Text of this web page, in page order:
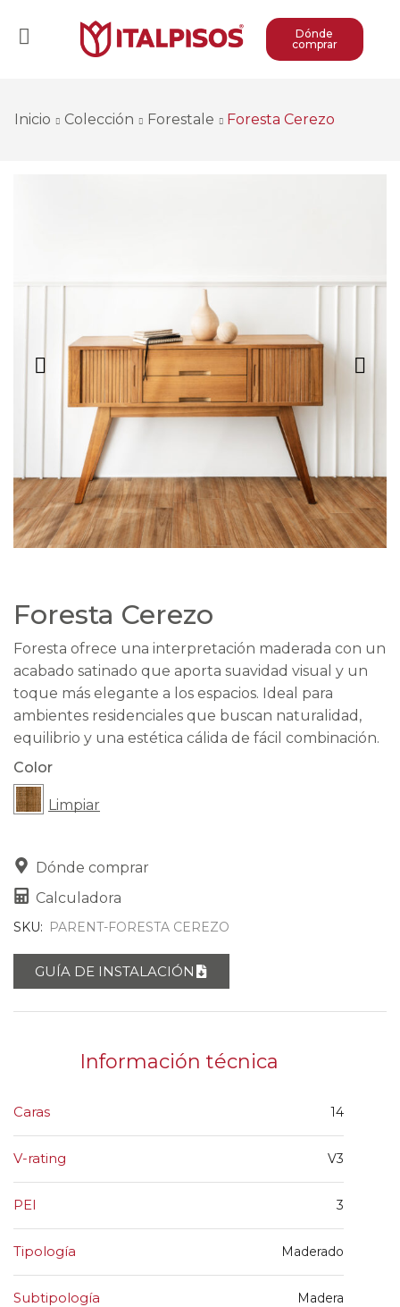
Dónde
comprar
Inicio Colección Forestale Foresta Cerezo
Foresta Cerezo
Foresta ofrece una interpretación maderada con un
acabado satinado que aporta suavidad visual y un
toque más elegante a los espacios. Ideal para
ambientes residenciales que buscan naturalidad,
equilibrio y una estética cálida de fácil combinación.
Color
Limpiar
Dónde comprar
Calculadora
SKU: PARENT-FORESTA CEREZO
GUÍA DE INSTALACIÓN
Información técnica
Caras 14
V-rating V3
PEI 3
Tipología Maderado
Subtipología Madera